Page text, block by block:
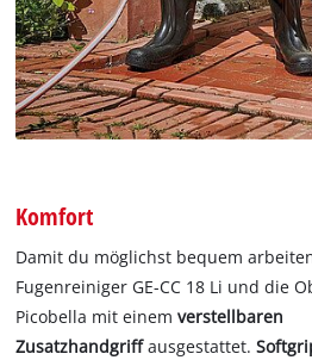
Komfort
Damit du möglichst bequem
Fugenreiniger GE-CC 18 Li und die
Picobella mit einemverstellbaren
Zusatzhandgriffausgestattet.